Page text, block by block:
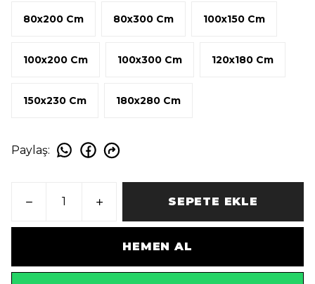
80x200 Cm 80x300 Cm 100x150 Cm
100x200 Cm 100x300 Cm 120x180 Cm
150x230 Cm 180x280 Cm
Paylaş:
SEPETE EKLE
HEMEN AL